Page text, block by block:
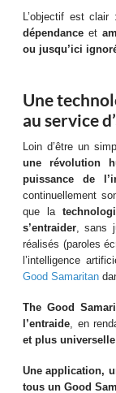
L’objectif est
dépendance et
ou jusqu’ici
Une
au service
Loin d’être un
une révolution
puissance de
continuellement
que la
s’entraider, sans
réalisés (paroles
l’intelligence
Good Samaritan
The Good
l’entraide, en
et plus
Une application,
tous un Good